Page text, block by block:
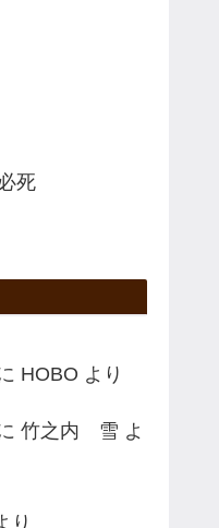
死
HOBO より
竹之内 雪 よ
り